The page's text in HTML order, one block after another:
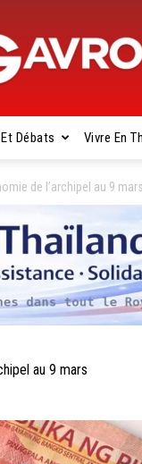
Débats Vivre En
de l’archipel au 9 mars
au 9 mars